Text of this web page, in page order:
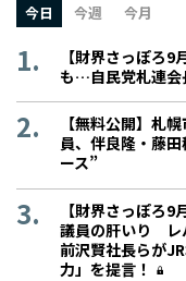
今日 今週 今月
【財界さっぽろ
も…自民党札連会
【無料公開】札
員、伴良隆・藤
ース”
【財界さっぽろ
議員の肝いり レ
前沢賢社長らが
力」を提言！